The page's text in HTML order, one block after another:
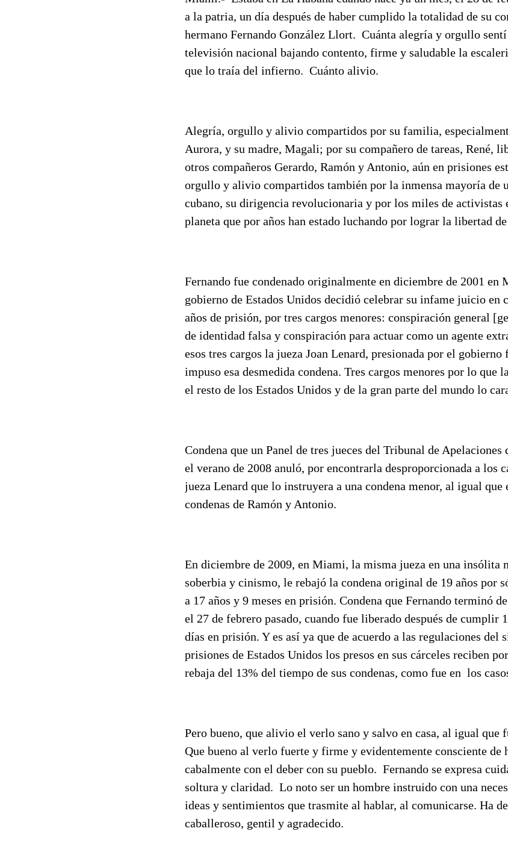
a la patria, un día después de haber cumplido la totalidad de su
hermano Fernando González Llort. Cuánta alegría y orgullo
televisión nacional bajando contento, firme y saludable la
que lo traía del infierno. Cuánto alivio.
Alegría, orgullo y alivio compartidos por su familia,
Aurora, y su madre, Magali; por su compañero de tareas, René,
otros compañeros Gerardo, Ramón y Antonio, aún en prisiones
orgullo y alivio compartidos también por la inmensa mayoría de
cubano, su dirigencia revolucionaria y por los miles de activistas
planeta que por años han estado luchando por lograr la libertad
Fernando fue condenado originalmente en diciembre de 2001 en
gobierno de Estados Unidos decidió celebrar su infame juicio en
años de prisión, por tres cargos menores: conspiración general
de identidad falsa y conspiración para actuar como un agente
esos tres cargos la jueza Joan Lenard, presionada por el
impuso esa desmedida condena. Tres cargos menores por lo que
el resto de los Estados Unidos y de la gran parte del mundo lo
Condena que un Panel de tres jueces del Tribunal de
el verano de 2008 anuló, por encontrarla desproporcionada a los
jueza Lenard que lo instruyera a una condena menor, al igual que
condenas de Ramón y Antonio.
En diciembre de 2009, en Miami, la misma jueza en una insólita
soberbia y cinismo, le rebajó la condena original de 19 años por
a 17 años y 9 meses en prisión. Condena que Fernando terminó
el 27 de febrero pasado, cuando fue liberado después de cumplir
días en prisión. Y es así ya que de acuerdo a las regulaciones del
prisiones de Estados Unidos los presos en sus cárceles reciben
rebaja del 13% del tiempo de sus condenas, como fue en los
Pero bueno, que alivio el verlo sano y salvo en casa, al igual que
Que bueno al verlo fuerte y firme y evidentemente consciente de
cabalmente con el deber con su pueblo. Fernando se expresa
soltura y claridad. Lo noto ser un hombre instruido con una
ideas y sentimientos que trasmite al hablar, al comunicarse. Ha
caballeroso, gentil y agradecido.